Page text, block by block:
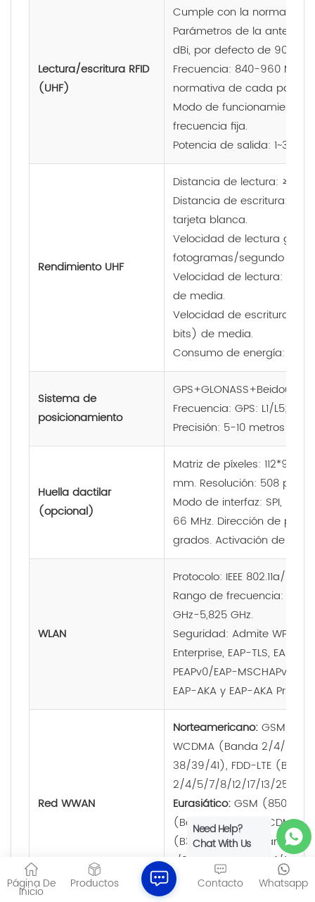
Lectura/escritura RFID
(UHF)
Cumple con la norma ISO-
Parámetros de la antena:
dBi, por defecto de 902 a
Frecuencia: 840-960
normativa de cada país).
Modo de funcionamiento:
frecuencia fija.
Potencia de salida: 1~33
Rendimiento UHF
Distancia de lectura: ≥10 m
Distancia de escritura: 0-
tarjeta blanca.
Velocidad de lectura
fotogramas/segundo en el
Velocidad de lectura: 12
de media.
Velocidad de escritura:
bits) de media.
Consumo de energía:
Sistema de
posicionamiento
GPS+GLONASS+Beidou,
Frecuencia: GPS: L1/L5;
Precisión: 5-10 metros
Huella dactilar
(opcional)
Matriz de píxeles: 112*96.
mm. Resolución: 508 ppp.
Modo de interfaz: SPI, máx.
66 MHz. Dirección de
grados. Activación de
WLAN
Protocolo: IEEE 802.11a/b/
Rango de frecuencia: 2,412
GHz-5,825 GHz.
Seguridad: Admite WPA2-
Enterprise, EAP-TLS, EAP-
PEAPv0/EAP-MSCHAPv2,
EAP-AKA y EAP-AKA Prime.
Red WWAN
Norteamericano: GSM
WCDMA (Banda 2/4/5/8),
38/39/41), FDD-LTE (Banda
2/4/5/7/8/12/17/13/25/26/
Eurasiático: GSM (850/
(Banda 1/2/5/8), CDMA
(B34/B39), LTE (Banda
1/3/5/7/8/20/28/34/38/
B39+B41.
Página De
Inicio
Productos Whatsapp
Contacto
Need Help?
Chat With Us